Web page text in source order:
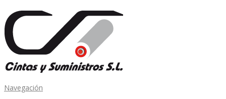
Navegación